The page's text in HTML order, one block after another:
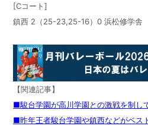
[Cコート]
鎮西 2（25-23,25-16）0 浜松修学舎
【関連記事】
■駿台学園が高川学園との激戦を制し
■昨年王者駿台学園や鎮西などがベ